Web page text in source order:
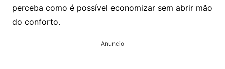
perceba como é possível economizar sem abrir mão
do conforto.
Anuncio